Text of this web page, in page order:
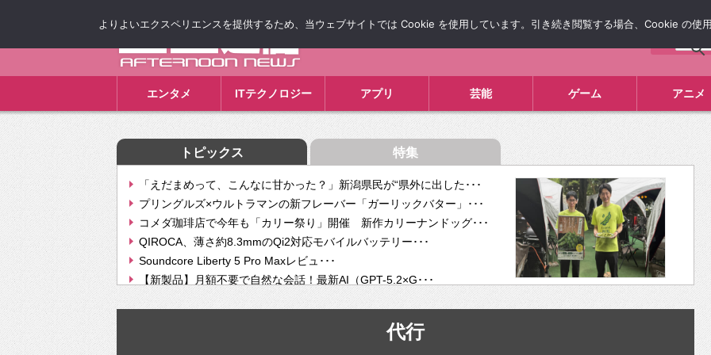
エンタメ ITテクノロジー アプリ 芸能 ゲーム アニメ
トピックス 特集
「えだまめって、こんなに甘かった？」新潟県民が“県外に出した･･･
プリングルズ×ウルトラマンの新フレーバー「ガーリックバター」･･･
コメダ珈琲店で今年も「カリー祭り」開催 新作カリーナンドッグ･･･
QIROCA、薄さ約8.3mmのQi2対応モバイルバッテリー･･･
Soundcore Liberty 5 Pro Maxレビュ･･･
【新製品】月額不要で自然な会話！最新AI（GPT-5.2×G･･･
【次世代の没入感と生産性】VITURE Luma Ultra･･･
挫折率8割の壁をAIで突破。ジャストシステム、”自分が今話し･･･
代行
よりよいエクスペリエンスを提供するため、当ウェブサイトでは Cookie を使用しています。引き続き閲覧する場合、Cookie の使